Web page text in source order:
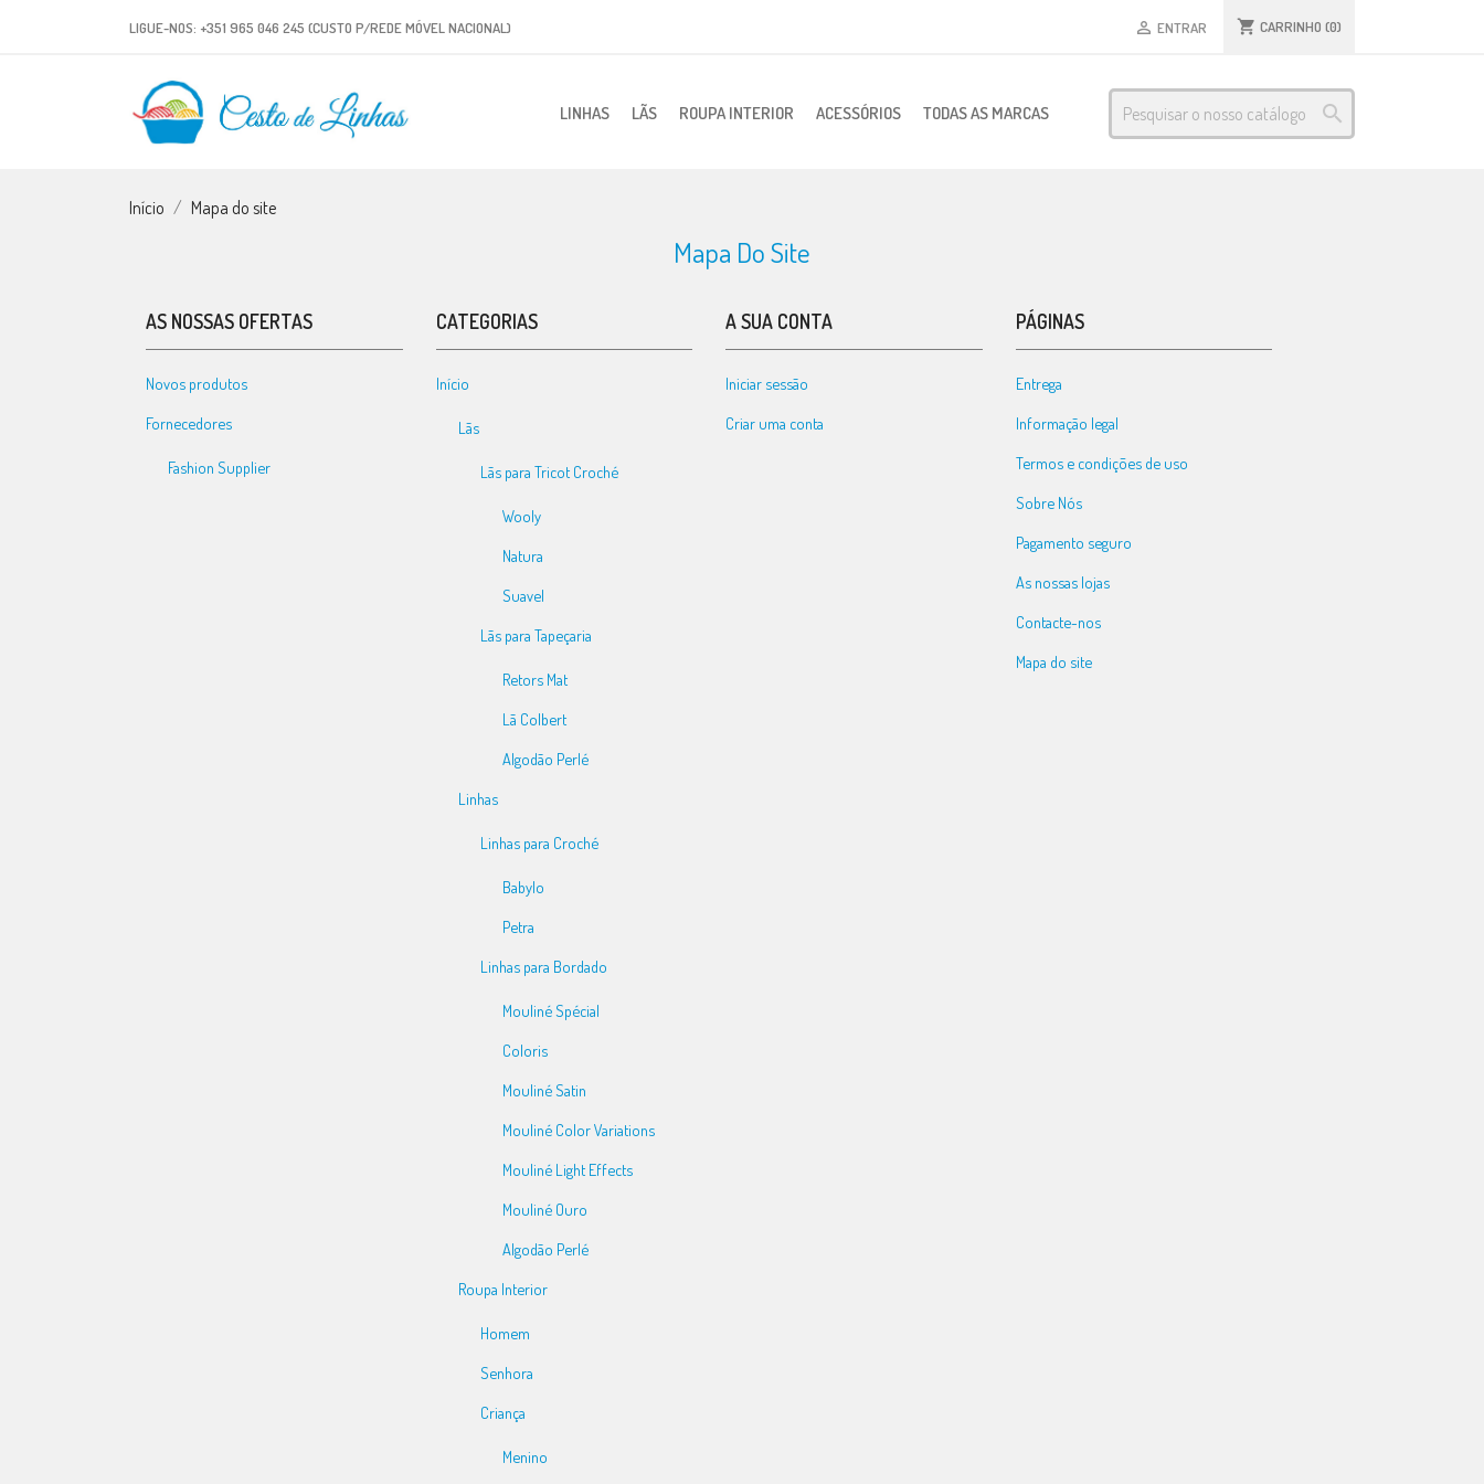
LIGUE-NOS: +351 965 046 245 (CUSTO P/REDE MÓVEL NACIONAL)  ENTRAR shopping_cart CARRINHO (0)
LINHAS LÃS ROUPA INTERIOR ACESSÓRIOS TODAS AS MARCAS 
Início Mapa do site
Mapa Do Site
AS NOSSAS OFERTAS
Novos produtos
Fornecedores
Fashion Supplier
CATEGORIAS
Início
Lãs
Lãs para Tricot Croché
Wooly
Natura
Suavel
Lãs para Tapeçaria
Retors Mat
Lã Colbert
Algodão Perlé
Linhas
Linhas para Croché
Babylo
Petra
Linhas para Bordado
Mouliné Spécial
Coloris
Mouliné Satin
Mouliné Color Variations
Mouliné Light Effects
Mouliné Ouro
Algodão Perlé
Roupa Interior
Homem
Senhora
Criança
Menino
A SUA CONTA
Iniciar sessão
Criar uma conta
PÁGINAS
Entrega
Informação legal
Termos e condições de uso
Sobre Nós
Pagamento seguro
As nossas lojas
Contacte-nos
Mapa do site